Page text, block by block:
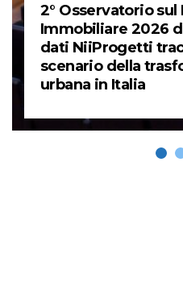
2° Osservatorio sul
Immobiliare 2026
dati NiiProgetti
scenario della
urbana in Italia